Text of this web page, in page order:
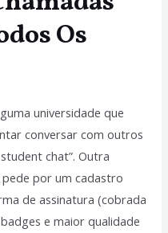
Os
universidade que
conversar com outros
chat”. Outra
por um cadastro
de assinatura (cobrada
e maior qualidade